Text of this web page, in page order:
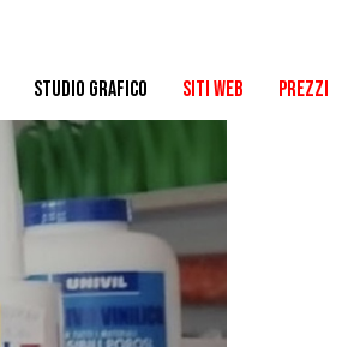
STUDIO GRAFICO SITI WEB PREZZI